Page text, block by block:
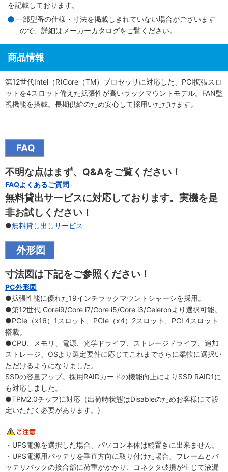
を記載しております。
一部型番の仕様・寸法を掲載しきれていない場合がございます
ので、詳細は メーカーカタログをご覧ください。
商品情報
第12世代Intel（R)Core（TM）プロセッサに対応した、PCI拡張スロ
ットを4スロット備えた拡張性が高いラックマウントモデル。FAN監
視機能を搭載。長期供給のため安心して採用いただけます。
FAQ
不明な点はまず、Q&Aをご覧ください！
FAQよくあるご質問
無料貸出サービスに対応しております。実機を是
非お試しください！
●無料貸し出しサービス
外形図
寸法図は下記をご参照ください！
PC外形図
●拡張性能に優れた19インチラックマウントシャーシを採用。
●第12世代 Corei9/Core i7/Core i5/Core i3/Celeronより選択可能。
●PCIe（x16）1スロット、PCIe（x4）2スロット、PCI 4スロット
搭載。
●CPU、メモリ、電源、光学ドライブ、ストレージドライブ、追加
ストレージ、OSより選定要件に応じてこれまでさらに柔軟に選択い
ただけるようになりました。
SSDの容量アップ。採用RAIDカードの機能向上によりSSD RAID1に
も対応しました。
●TPM2.0チップに対応（出荷時状態はDisableのためお客様にて設
定いただく必要があります。)
・UPS電源を選択した場合、パソコン本体は縦置きに出来ません。
・UPS電源用バッテリを垂直方向に取り付けた場合、フレームとバ
ッテリパックの接合部に荷重がかかり、コネクタ破損が生じて液漏